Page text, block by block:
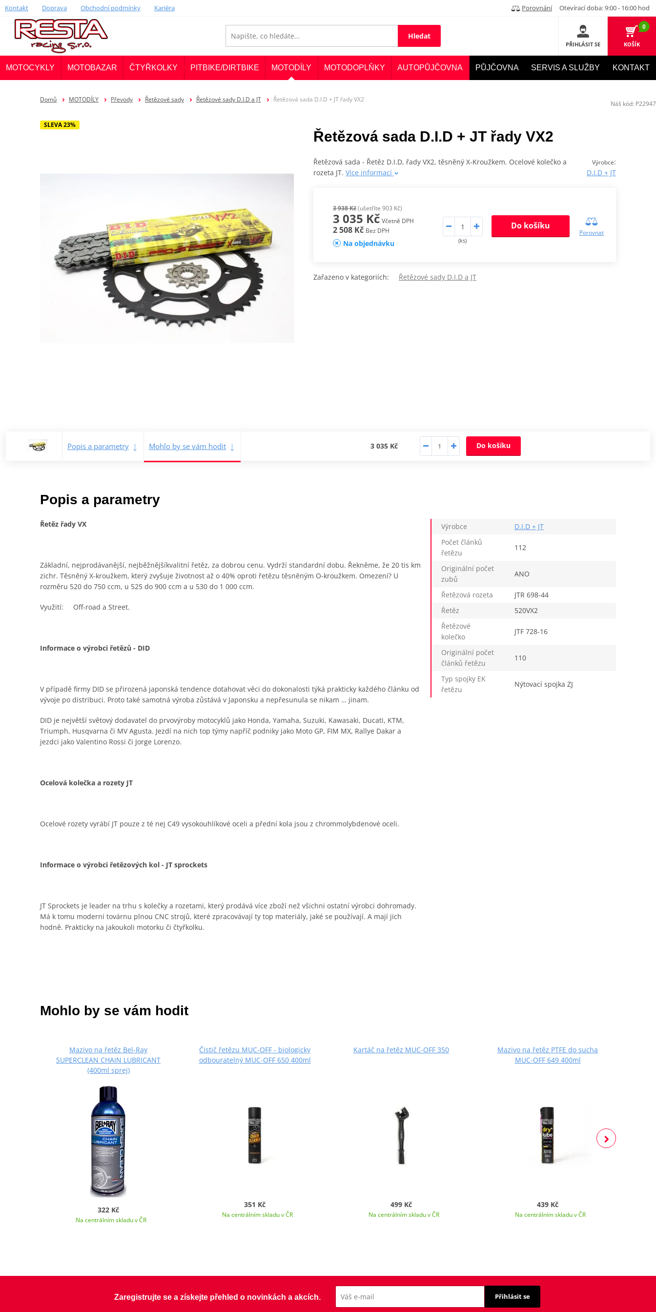
Kontakt Doprava Obchodní podmínky Kariéra Porovnání Otevírací doba: 9:00 - 16:00 hod
Hledat
PŘIHLÁSIT SE
0
KOŠÍK
MOTOCYKLY MOTOBAZAR ČTYŘKOLKY PITBIKE/DIRTBIKE MOTODÍLY MOTODOPLŇKY AUTOPŮJČOVNA PŮJČOVNA SERVIS A SLUŽBY KONTAKT
Domů MOTODÍLY Převody Řetězové sady Řetězové sady D.I.D a JT Řetězová sada D.I.D + JT řady VX2
SLEVA 23%
Řetězová sada D.I.D + JT řady VX2
Výrobce:
D.I.D + JT
Řetězová sada - Řetěz D.I.D, řady VX2, těsněný X-Kroužkem. Ocelové kolečko a
rozeta JT. Více informací
3 938 Kč(ušetříte 903 Kč)
3 035 Kč Včetně DPH
2 508 Kč Bez DPH
Na objednávku (ks)
Do košíku
Porovnat
Zařazeno v kategoriích: Řetězové sady D.I.D a JT
Popis a parametry Mohlo by se vám hodit 3 035 Kč Do košíku
Popis a parametry
Řetěz řady VX
Základní, nejprodávanější, nejběžnějšíkvalitní řetěz, za dobrou cenu. Vydrží standardní dobu. Řekněme, že 20 tis km
zichr. Těsněný X-kroužkem, který zvyšuje životnost až o 40% oproti řetězu těsněným O-kroužkem. Omezení? U
rozměru 520 do 750 ccm, u 525 do 900 ccm a u 530 do 1 000 ccm.
Využití: Off-road a Street.
Informace o výrobci řetězů - DID
V případě firmy DID se přirozená japonská tendence dotahovat věci do dokonalosti týká prakticky každého článku od
vývoje po distribuci. Proto také samotná výroba zůstává v Japonsku a nepřesunula se nikam … jinam.
DID je největší světový dodavatel do prvovýroby motocyklů jako Honda, Yamaha, Suzuki, Kawasaki, Ducati, KTM,
Triumph, Husqvarna či MV Agusta. Jezdí na nich top týmy napříč podniky jako Moto GP, FIM MX, Rallye Dakar a
jezdci jako Valentino Rossi či Jorge Lorenzo.
Ocelová kolečka a rozety JT
Ocelové rozety vyrábí JT pouze z té nej C49 vysokouhlíkové oceli a přední kola jsou z chrommolybdenové oceli.
Informace o výrobci řetězových kol - JT sprockets
JT Sprockets je leader na trhu s kolečky a rozetami, který prodává více zboží než všichni ostatní výrobci dohromady.
Má k tomu moderní továrnu plnou CNC strojů, které zpracovávají ty top materiály, jaké se používají. A mají jich
hodně. Prakticky na jakoukoli motorku či čtyřkolku.
Výrobce
D.I.D + JT
Počet článků
řetězu
112
Originální počet
zubů
ANO
Řetězová rozeta
JTR 698-44
Řetěz
520VX2
Řetězové
kolečko
JTF 728-16
Originální počet
článků řetězu
110
Typ spojky EK
řetězu
Nýtovací spojka ZJ
Náš kód: P22947
Mohlo by se vám hodit
Mazivo na řetěz Bel-Ray
SUPERCLEAN CHAIN LUBRICANT
(400ml sprej)
322 Kč
Na centrálním skladu v ČR
Čistič řetězu MUC-OFF - biologicky
odbouratelný MUC-OFF 650 400ml
351 Kč
Na centrálním skladu v ČR
Kartáč na řetěz MUC-OFF 350
499 Kč
Na centrálním skladu v ČR
Mazivo na řetěz PTFE do sucha
MUC-OFF 649 400ml
439 Kč
Na centrálním skladu v ČR
Zaregistrujte se a získejte přehled o novinkách a akcích. Přihlásit se